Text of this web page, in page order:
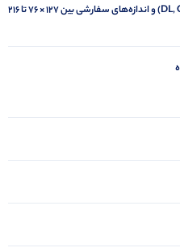
A4, A5, B5 (JIS), پاکت (DL, C5) و اندازه‌های سفارشی بین ‎76 × 127 تا ‎216